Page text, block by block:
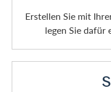
Erstellen Sie mit
legen Sie dafür